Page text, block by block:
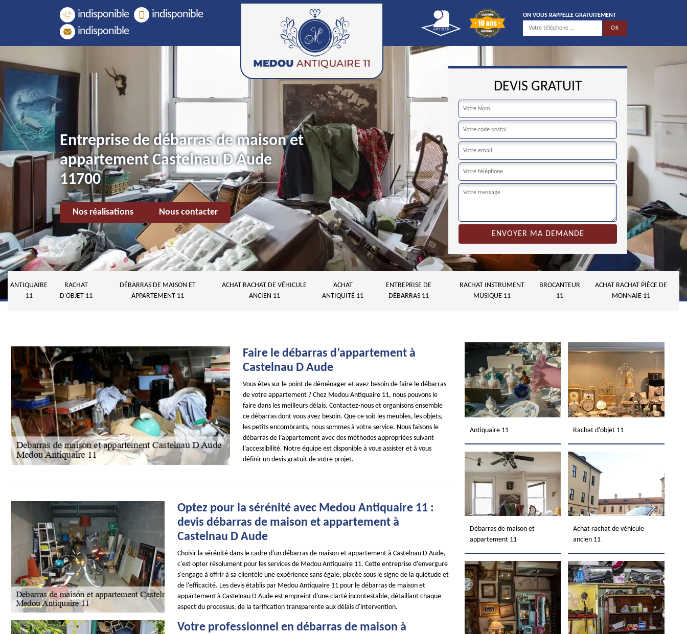
indisponible
indisponible
indisponible
ON VOUS RAPPELLE GRATUITEMENT
Entreprise de débarras de maison et
appartement Castelnau D Aude
11700
Nos réalisations Nous contacter
DEVIS GRATUIT
ANTIQUAIRE
11
RACHAT
D'OBJET 11
DÉBARRAS DE MAISON ET
APPARTEMENT 11
ACHAT RACHAT DE VÉHICULE
ANCIEN 11
ACHAT
ANTIQUITÉ 11
ENTREPRISE DE
DÉBARRAS 11
RACHAT INSTRUMENT
MUSIQUE 11
BROCANTEUR
11
ACHAT RACHAT PIÈCE DE
MONNAIE 11
Faire le débarras d’appartement à
Castelnau D Aude
Vous êtes sur le point de déménager et avez besoin de faire le débarras
de votre appartement ? Chez Medou Antiquaire 11, nous pouvons le
faire dans les meilleurs délais. Contactez-nous et organisons ensemble
ce débarras dont vous avez besoin. Que ce soit les meubles, les objets,
les petits encombrants, nous sommes à votre service. Nous faisons le
débarras de l’appartement avec des méthodes appropriées suivant
l’accessibilité. Notre équipe est disponible à vous assister et à vous
définir un devis gratuit de votre projet.
Optez pour la sérénité avec Medou Antiquaire 11 :
devis débarras de maison et appartement à
Castelnau D Aude
Choisir la sérénité dans le cadre d'un débarras de maison et appartement à Castelnau D Aude,
c'est opter résolument pour les services de Medou Antiquaire 11. Cette entreprise d'envergure
s'engage à offrir à sa clientèle une expérience sans égale, placée sous le signe de la quiétude et
de l'efficacité. Les devis établis par Medou Antiquaire 11 pour le débarras de maison et
appartement à Castelnau D Aude est empreint d'une clarté incontestable, détaillant chaque
aspect du processus, de la tarification transparente aux délais d'intervention.
Votre professionnel en débarras de maison à
Antiquaire 11 Rachat d'objet 11
Débarras de maison et
appartement 11
Achat rachat de véhicule
ancien 11